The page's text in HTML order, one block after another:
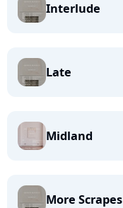
Interlude
Late
Midland
More Scrapes